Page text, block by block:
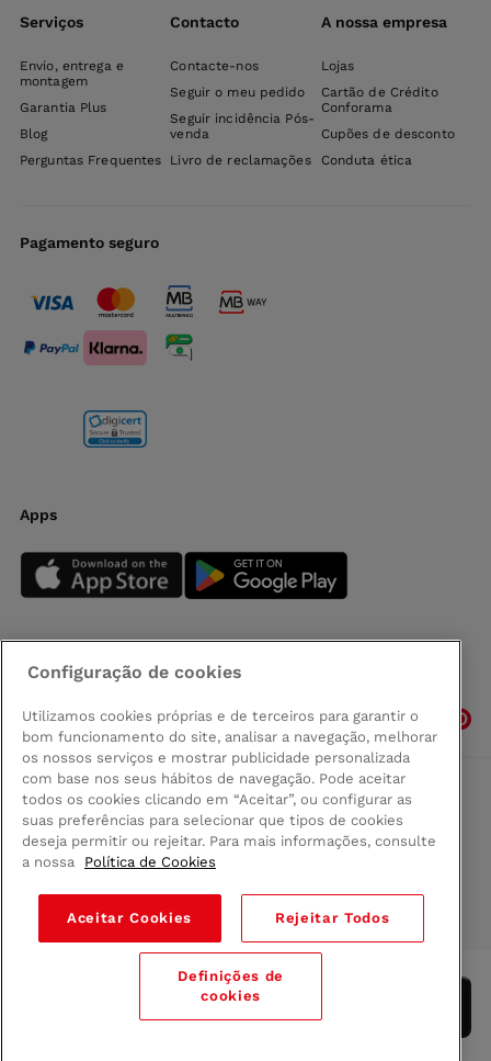
Adicionar ao carrinho
Serviços
Envio, entrega e
montagem
Garantia Plus
Blog
Perguntas Frequentes
Contacto
Contacte-nos
Seguir o meu pedido
Seguir incidência Pós-
venda
Livro de reclamações
A nossa empresa
Lojas
Cartão de Crédito
Conforama
Cupões de desconto
Conduta ética
Pagamento seguro
Apps
Siga-nos
© 2026 Conforama
Comprar na Madeira
Política de privacidad
Termos e Condições
Configuração de cookies
Utilizamos cookies próprias e de terceiros para garantir o
bom funcionamento do site, analisar a navegação, melhorar
os nossos serviços e mostrar publicidade personalizada
com base nos seus hábitos de navegação. Pode aceitar
todos os cookies clicando em “Aceitar”, ou configurar as
suas preferências para selecionar que tipos de cookies
deseja permitir ou rejeitar. Para mais informações, consulte
a nossa
Política de Cookies
Aceitar Cookies Rejeitar Todos
Definições de
cookies